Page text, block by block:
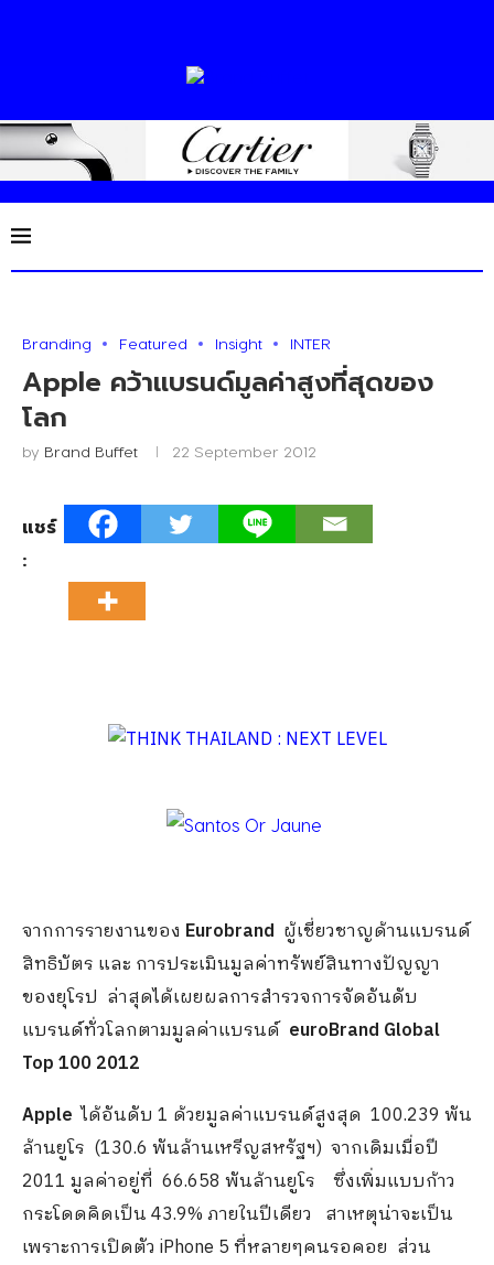
Branding Featured Insight INTER
Apple คว้าแบรนด์มูลค่าสูงที่สุดของ
โลก
by Brand Buffet 22 September 2012
แชร์
:
จากการรายงานของ Eurobrand ผู้เชี่ยวชาญด้านแบรนด์
สิทธิบัตร และ การประเมินมูลค่าทรัพย์สินทางปัญญา
ของยุโรป ล่าสุดได้เผยผลการสำรวจการจัดอันดับ
แบรนด์ทั่วโลกตามมูลค่าแบรนด์ euroBrand Global
Top 100 2012
Apple ได้อันดับ 1 ด้วยมูลค่าแบรนด์สูงสุด 100.239 พัน
ล้านยูโร (130.6 พันล้านเหรีญสหรัฐฯ) จากเดิมเมื่อปี
2011 มูลค่าอยู่ที่ 66.658 พันล้านยูโร ซึ่งเพิ่มแบบก้าว
กระโดดคิดเป็น 43.9% ภายในปีเดียว สาเหตุน่าจะเป็น
เพราะการเปิดตัว iPhone 5 ที่หลายๆคนรอคอย ส่วน